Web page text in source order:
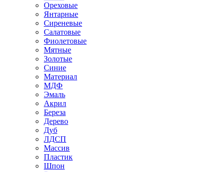
Ореховые
Янтарные
Сиреневые
Салатовые
Фиолетовые
Мятные
Золотые
Синие
Материал
МДФ
Эмаль
Акрил
Береза
Дерево
Дуб
ЛДСП
Массив
Пластик
Шпон